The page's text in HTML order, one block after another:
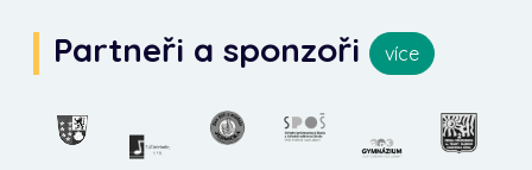
Partneři a sponzoři více